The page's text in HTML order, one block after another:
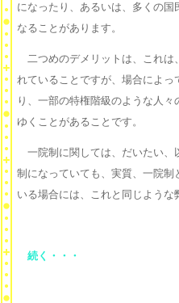
になったり、あるいは、多くの
なることがあります。
二つめのデメリットは、これは
れていることですが、場合によ
り、一部の特権階級のような人
ゆくことがあることです。
一院制に関しては、だいたい、
制になっていても、実質、一院
いる場合には、これと同じような
続く・・・